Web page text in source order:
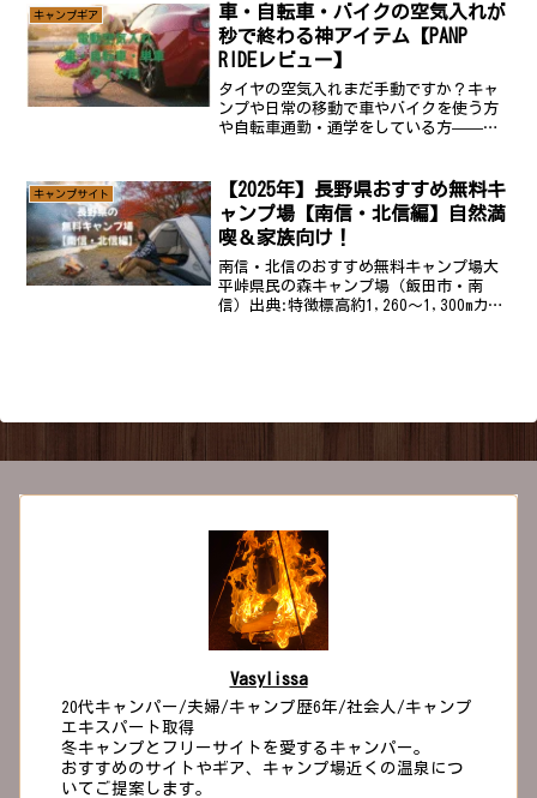
ていて、小さなお子さま連れでも安心し
て泊まれます。グランド...
キャンプギア
車・自転車・バイクの空気入れが
秒で終わる神アイテム【PANP
RIDEレビュー】
タイヤの空気入れまだ手動ですか？キャ
ンプや日常の移動で車やバイクを使う方
や自転車通勤・通学をしている方——
悩みを一瞬で解決してくれるのが電動ス
マート空気入れ▶︎ PAN...
キャンプサイト
【2025年】長野県おすすめ無料キ
ャンプ場【南信・北信編】自然満
喫＆家族向け！
南信・北信のおすすめ無料キャンプ場大
平峠県民の森キャンプ場（飯田市・南
信）出典:特徴標高約1,260～1,300mカラ
Vasylissa
20代キャンパー/夫婦/キャンプ歴6年/社会人/キャンプ
エキスパート取得
冬キャンプとフリーサイトを愛するキャンパー。
おすすめのサイトやギア、キャンプ場近くの温泉につ
いてご提案します。